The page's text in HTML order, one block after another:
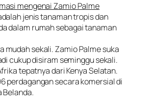
mengenai Zamio Palme
jenis tanaman tropis dan
dalam rumah sebagai tanaman
mudah sekali. Zamio Palmesuka
cukup disiram seminggu sekali.
tepatnya dari Kenya Selatan.
perdagangan secara komersial di
Belanda.